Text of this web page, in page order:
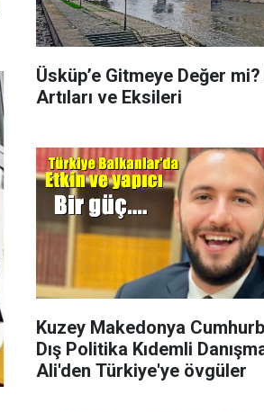
Üsküp’e Gitmeye Değer
Artıları ve Eksileri
Kuzey Makedonya
Dış Politika Kıdemli
Ali'den Türkiye'ye övgüler